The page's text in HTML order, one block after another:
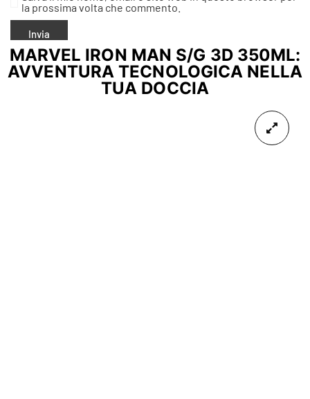
la prossima volta che commento.
MARVEL IRON MAN S/G 3D 350ML:
AVVENTURA TECNOLOGICA NELLA
TUA DOCCIA